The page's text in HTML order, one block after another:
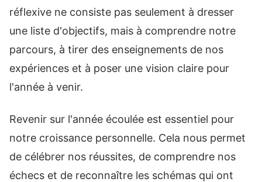
réflexive ne consiste pas seulement à dresser
une liste d'objectifs, mais à comprendre notre
parcours, à tirer des enseignements de nos
expériences et à poser une vision claire pour
l'année à venir.
Revenir sur l'année écoulée est essentiel pour
notre croissance personnelle. Cela nous permet
de célébrer nos réussites, de comprendre nos
échecs et de reconnaître les schémas qui ont